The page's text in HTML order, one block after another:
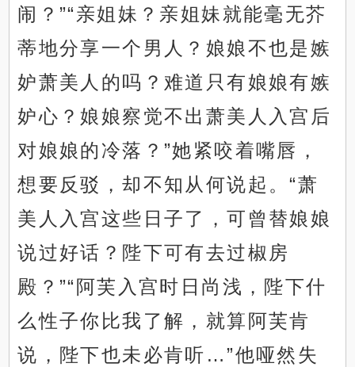
闹？”“亲姐妹？亲姐妹就能毫无芥
蒂地分享一个男人？娘娘不也是嫉
妒萧美人的吗？难道只有娘娘有嫉
妒心？娘娘察觉不出萧美人入宫后
对娘娘的冷落？”她紧咬着嘴唇，
想要反驳，却不知从何说起。“萧
美人入宫这些日子了，可曾替娘娘
说过好话？陛下可有去过椒房
殿？”“阿芙入宫时日尚浅，陛下什
么性子你比我了解，就算阿芙肯
说，陛下也未必肯听…”他哑然失